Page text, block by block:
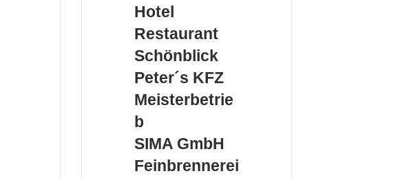
Hotel
Schönblick
Hotel
Restaurant
Schönblick
Peter
KFZ
Meisterbetrieb
Peter´s KFZ
Meisterbetrie
b
SIMA
SIMA GmbH
Feinbrennerei
Feinbrennerei